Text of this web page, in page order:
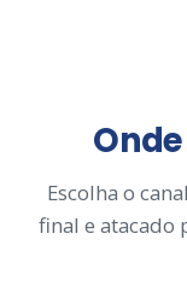
Escolha o
final e atacado